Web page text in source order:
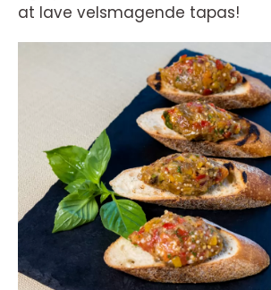
at lave velsmagende tapas!